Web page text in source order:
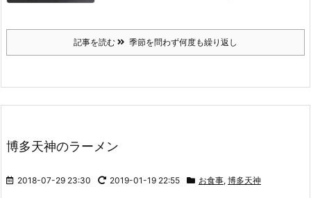
記事を読む 季節を問わず何度も繰り返し
博多天神のラーメン
2018-07-29 23:30 2019-01-19 22:55 お食事, 博多天神